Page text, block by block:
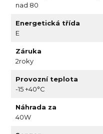
nad 80
Energetická třída
E
Záruka
2roky
Provozní teplota
-15 +40°C
Náhrada za
40W